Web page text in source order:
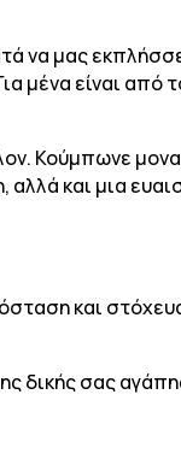
να μας
μένα είναι από
Κούμπωνε
και μια
και
δικής σας